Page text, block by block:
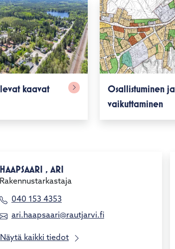
kaavat
Osallistuminen ja
vaikuttaminen
HAAPSAARI , ARI
Rakennustarkastaja
040 153 4353
ari.haapsaari@rautjarvi.fi
Näytä kaikki tiedot